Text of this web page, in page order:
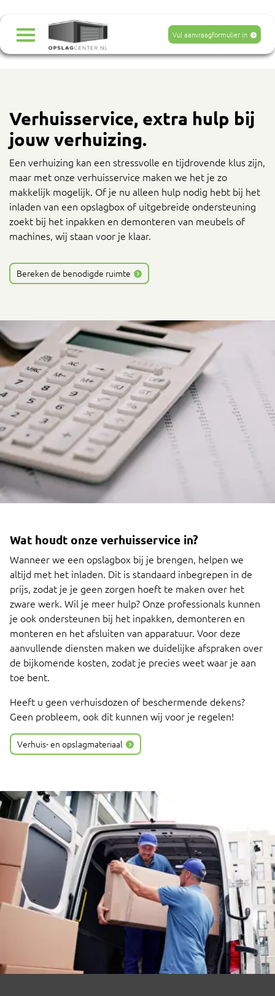
Vul aanvraagformulier in
Verhuisservice, extra hulp bij
jouw verhuizing.
Een verhuizing kan een stressvolle en tijdrovende klus zijn,
maar met onze verhuisservice maken we het je zo
makkelijk mogelijk. Of je nu alleen hulp nodig hebt bij het
inladen van een opslagbox of uitgebreide ondersteuning
zoekt bij het inpakken en demonteren van meubels of
machines, wij staan voor je klaar.
Bereken de benodigde ruimte
Wat houdt onze verhuisservice in?
Wanneer we een opslagbox bij je brengen, helpen we
altijd met het inladen. Dit is standaard inbegrepen in de
prijs, zodat je je geen zorgen hoeft te maken over het
zware werk. Wil je meer hulp? Onze professionals kunnen
je ook ondersteunen bij het inpakken, demonteren en
monteren en het afsluiten van apparatuur. Voor deze
aanvullende diensten maken we duidelijke afspraken over
de bijkomende kosten, zodat je precies weet waar je aan
toe bent.
Heeft u geen verhuisdozen of beschermende dekens?
Geen probleem, ook dit kunnen wij voor je regelen!
Verhuis- en opslagmateriaal